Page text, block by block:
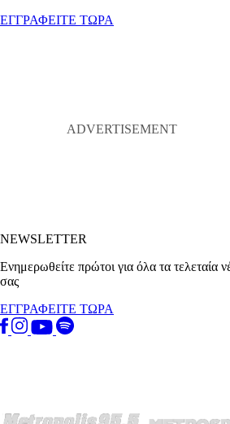
ΕΓΓΡΑΦΕΙΤΕ ΤΩΡΑ
NEWSLETTER
Ενημερωθείτε πρώτοι για όλα τα τελεταία
σας
ΕΓΓΡΑΦΕΙΤΕ ΤΩΡΑ